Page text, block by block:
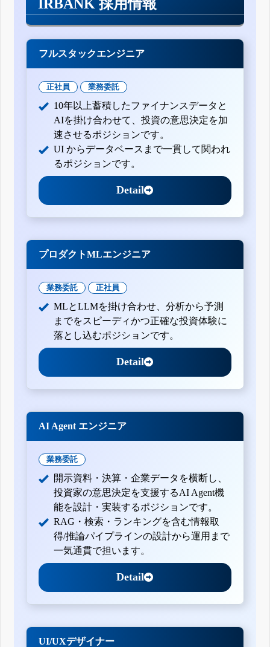
IRBANK 採用情報
フルスタックエンジニア
正社員 業務委託
10年以上蓄積したファイナンスデータと
AIを掛け合わせて、投資の意思決定を加
速させるポジションです。
UI からデータベースまで一貫して関われ
るポジションです。
Detail
プロダクトMLエンジニア
業務委託 正社員
MLとLLMを掛け合わせ、分析から予測
までをスピーディかつ正確な投資体験に
落とし込むポジションです。
Detail
AI Agent エンジニア
業務委託
開示資料・決算・企業データを横断し、
投資家の意思決定を支援するAI Agent機
能を設計・実装するポジションです。
RAG・検索・ランキングを含む情報取
得/推論パイプラインの設計から運用まで
一気通貫で担います。
Detail
UI/UXデザイナー